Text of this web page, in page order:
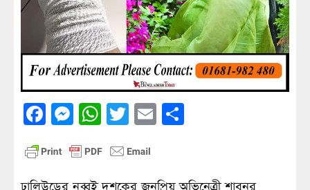
Facebook
Messenger
WhatsApp
Twitter
Email